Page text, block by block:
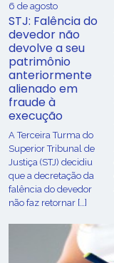
6 de agosto
STJ: Falência do
devedor não
devolve a seu
patrimônio
anteriormente
alienado em
fraude à
execução
A Terceira Turma do
Superior Tribunal de
Justiça (STJ) decidiu
que a decretação da
falência do devedor
não faz retornar […]